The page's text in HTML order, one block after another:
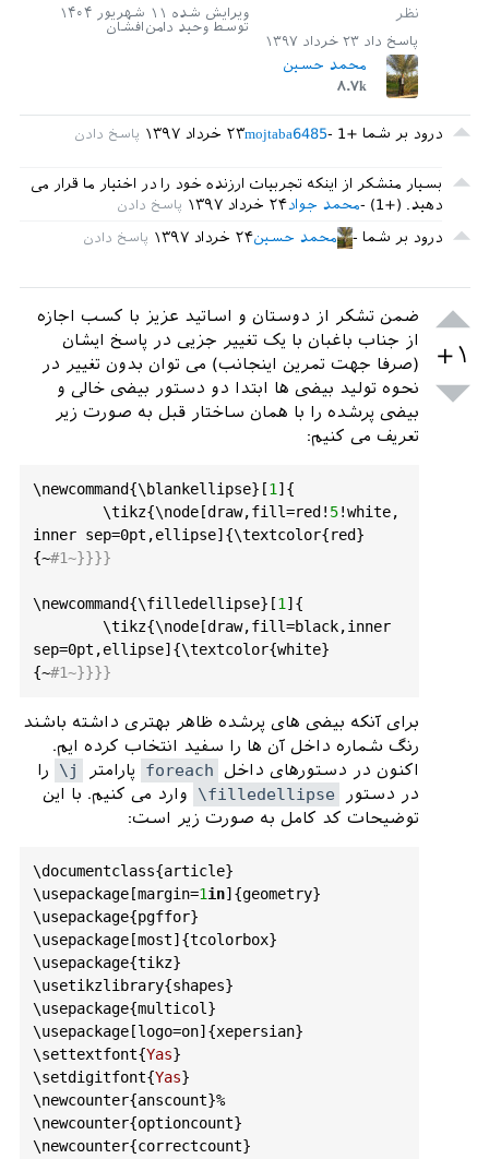
tcolorbox}
red!5 !white hali
\end{tcolorbox}
makesheet[1, 3 ,2, 4,2]{ 60}
ویرایش شده ۱۱ شهریور ۱۴۰۴
توسطوحید دامن‌افشان
پاسخ داد ۲۳ خرداد ۱۳۹۷
محمد حسین
۸.۷k
درود بر شما +1 ۲۳ خرداد ۱۳۹۷mojtaba6485
بسیار متشکر از اینکه تجربیات ارزنده خود را در اختیار ما قرار می
دهید. (+1)
۲۴ خرداد ۱۳۹۷محمد جواد
درود بر شما
۲۴ خرداد ۱۳۹۷محمد حسین
+۱
ضمن تشکر از دوستان و اساتید عزیز با کسب اجازه
از جناب باغبان با یک تغییر جزیی در پاسخ ایشان
(صرفا جهت تمرین اینجانب) می توان بدون تغییر در
نحوه تولید بیضی ها ابتدا دو دستور بیضی خالی و
بیضی پرشده را با همان ساختار قبل به صورت زیر
تعریف می کنیم:
\newcommand{\ blankellipse}[1 ]{
	\
tikz{\node[draw,fill=red! 5!white,
inner sep=0pt ,ellipse]{\textcolor{red}
{~#1~}}}}
\newcommand{\filledellipse}[1 ]{
	\
tikz{\node[draw,fill=black,inner
sep=0pt ,ellipse]{\textcolor{white}
{~#1~}}}}
برای آنکه بیضی های پرشده ظاهر بهتری داشته باشند
رنگ شماره داخل آن ها را سفید انتخاب کرده ایم.
اکنون در دستورهای داخل foreach پارامتر \j
را
در دستور
\filledellipse
وارد می کنیم. با این
توضیحات کد کامل به صورت زیر است:
\documentclass{article}
\usepackage[margin=1in]{geometry}
\usepackage{pgffor}
\usepackage[most]{tcolorbox}
\usepackage{tikz}
\usetikzlibrary{shapes}
\usepackage{multicol}
\usepackage[logo=on]{xepersian}
\settextfont{Yas}
\setdigitfont{Yas}
\newcounter{anscount}%
\newcounter{optioncount}
\newcounter{correctcount}